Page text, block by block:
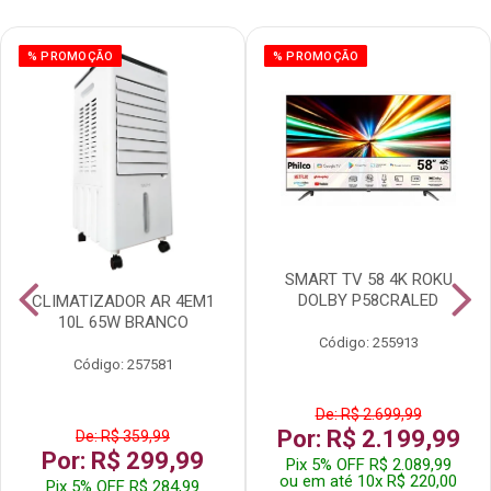
% PROMOÇÃO
CLIMATIZADOR AR 4EM1
10L 65W BRANCO
Código: 257581
De: R$ 359,99
Por: R$ 299,99
Pix 5% OFF R$ 284,99
% PROMOÇÃO
SMART TV 58 4K ROKU
DOLBY P58CRALED
Código: 255913
De: R$ 2.699,99
Por: R$ 2.199,99
Pix 5% OFF R$ 2.089,99
ou em até 10x R$ 220,00